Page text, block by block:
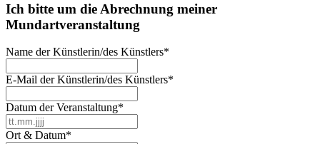
Ich bitte um die Abrechnung meiner
Mundartveranstaltung
Name der Künstlerin/des Künstlers*
E-Mail der Künstlerin/des Künstlers*
Datum der Veranstaltung*
Punkt
Ort & Datum*